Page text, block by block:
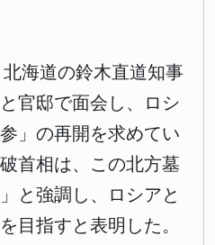
海道の鈴木直道知事
官邸で面会し、ロシ
」の再開を求めてい
首相は、この北方墓
と強調し、ロシアと
目指すと表明した。